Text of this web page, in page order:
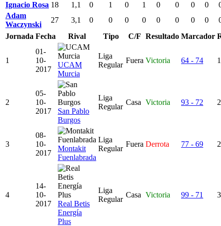
Ignacio Rosa 18 1,1 0 1 0 1 0 0 0 0
Adam
Waczynski
27 3,1 0 0 0 0 0 0 0 0
Jornada Fecha Rival Tipo C/F Resultado Marcador
1
01-
10-
2017
UCAM
Murcia
Liga
Regular
Fuera Victoria 64 - 74
2
05-
10-
2017
San Pablo
Burgos
Liga
Regular
Casa Victoria 93 - 72
3
08-
10-
2017
Montakit
Fuenlabrada
Liga
Regular
Fuera Derrota 77 - 69
4
14-
10-
2017
Real Betis
Energía
Plus
Liga
Regular
Casa Victoria 99 - 71